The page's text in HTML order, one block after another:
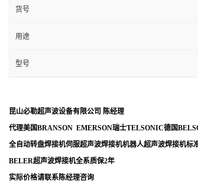
货号
用途
型号
昆山必勒超声波设备有限公司 陈经理
代理美国BRANSON EMERSON瑞士TELSONIC德国
全自动转盘焊接机伺服超声波焊接机机器人超声波焊接机标
BELER超声波焊接机全系质保2年
实际价格请联系陈经理咨询